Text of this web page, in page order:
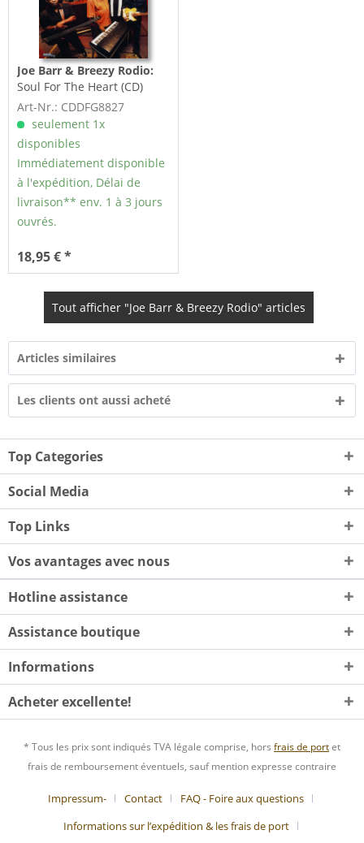
Joe Barr & Breezy Rodio:
Soul For The Heart (CD)
Art-Nr.: CDDFG8827
seulement 1x
disponibles
Immédiatement disponible
à l'expédition, Délai de
livraison** env. 1 à 3 jours
ouvrés.
18,95 € *
Tout afficher "Joe Barr & Breezy Rodio" articles
Articles similaires
Les clients ont aussi acheté
Top Categories
Social Media
Top Links
Vos avantages avec nous
Hotline assistance
Assistance boutique
Informations
Acheter excellente!
* Tous les prix sont indiqués TVA légale comprise, hors frais de portet
frais de remboursement éventuels, sauf mention expresse contraire
Impressum- Contact
FAQ - Foire aux questions
Informations sur l’expédition & les frais de port